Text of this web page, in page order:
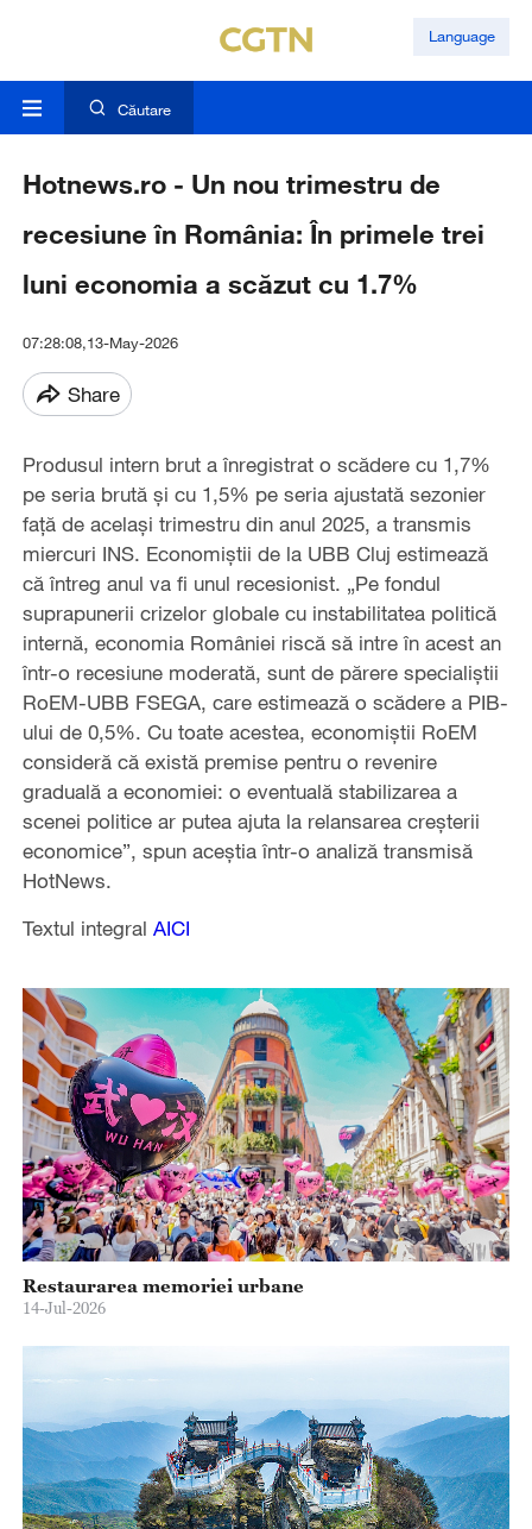
Language
Căutare
Hotnews.ro - Un nou trimestru de
recesiune în România: În primele trei
luni economia a scăzut cu 1.7%
07:28:08,13-May-2026
Share
Produsul intern brut a înregistrat o scădere cu 1,7%
pe seria brută şi cu 1,5% pe seria ajustată sezonier
faţă de acelaşi trimestru din anul 2025, a transmis
miercuri INS. Economiștii de la UBB Cluj estimează
că întreg anul va fi unul recesionist. „Pe fondul
suprapunerii crizelor globale cu instabilitatea politică
internă, economia României riscă să intre în acest an
într-o recesiune moderată, sunt de părere specialiștii
RoEM-UBB FSEGA, care estimează o scădere a PIB-
ului de 0,5%. Cu toate acestea, economiștii RoEM
consideră că există premise pentru o revenire
graduală a economiei: o eventuală stabilizarea a
scenei politice ar putea ajuta la relansarea creșterii
economice”, spun aceștia într-o analiză transmisă
HotNews.
Textul integral AICI
Restaurarea memoriei urbane
14-Jul-2026